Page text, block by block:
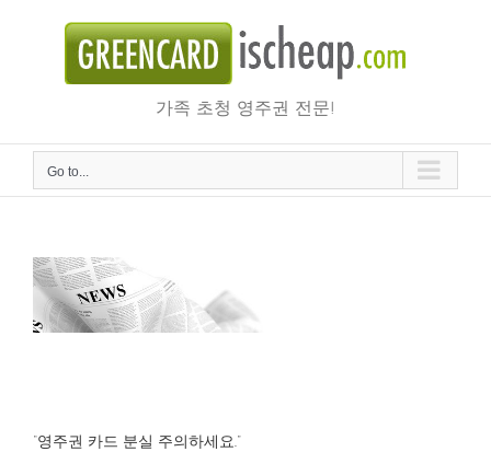
가족 초청 영주권 전문!
Go to...
“영주권 카드 분실 주의하세요.”